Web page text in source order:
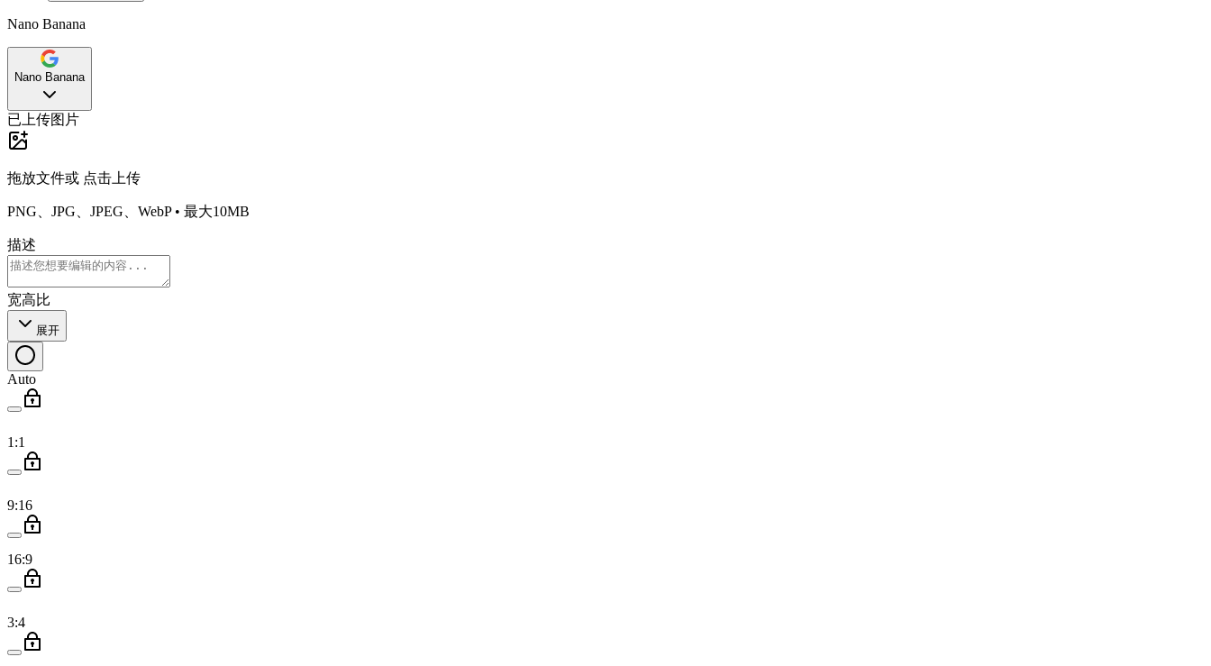
Nano Banana
Nano Banana
已上传图片
拖放文件或 点击上传
PNG、JPG、JPEG、WebP • 最大10MB
描述
宽高比
展开
Auto
1:1
9:16
16:9
3:4